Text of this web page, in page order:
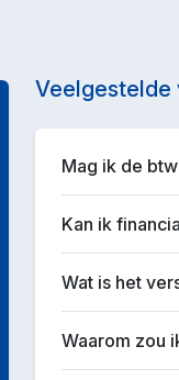
Veelgestelde
Mag ik de
Kan ik
Wat is het
Waarom zou